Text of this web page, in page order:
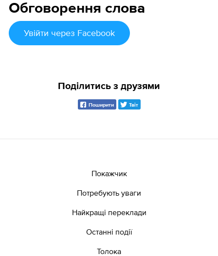
Обговорення слова
Увійти через Facebook
Поділитись з друзями
Поширити Твіт
Покажчик
Потребують уваги
Найкращі переклади
Останні події
Толока